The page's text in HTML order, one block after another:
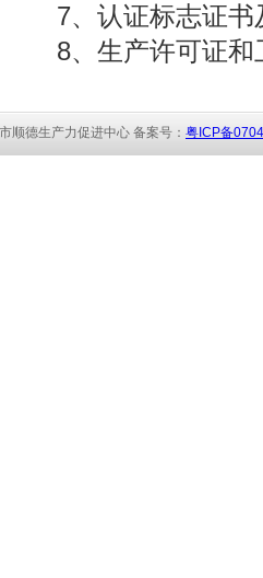
7、认证标志证
8、生产许可证
顺德生产力促进中心 备案号： 粤ICP备